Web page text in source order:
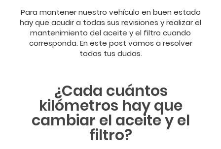
Para mantener nuestro vehículo en buen estado
hay que acudir a todas sus revisiones y realizar el
mantenimiento del aceite y el filtro cuando
corresponda. En este post vamos a resolver
todas tus dudas.
¿Cada cuántos
kilómetros hay que
cambiar el aceite y el
filtro?